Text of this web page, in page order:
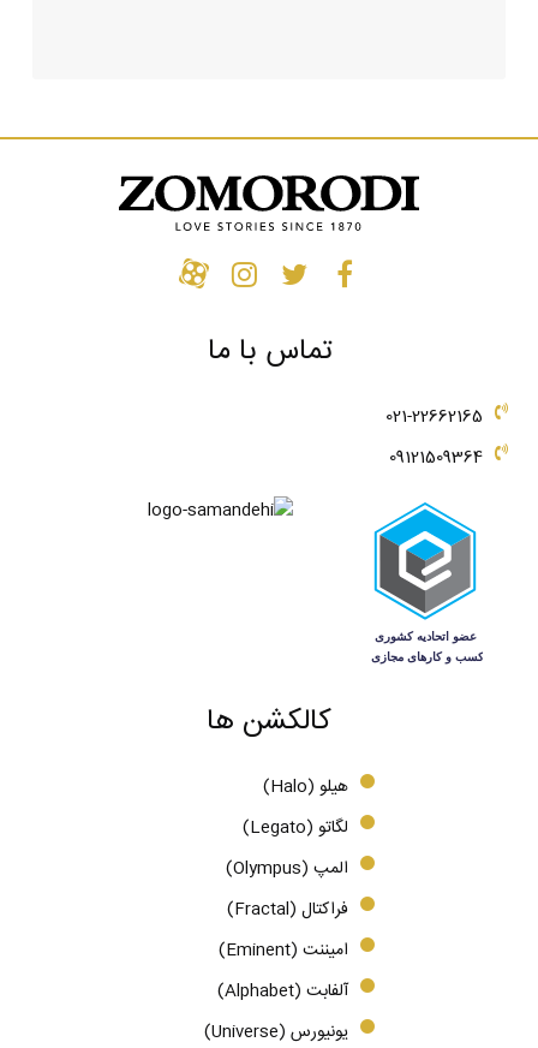
تماس با ما
021-22662165
09121509364
کالکشن ها
هیلو (Halo)
لگاتو (Legato)
المپ (Olympus)
فراکتال (Fractal)
امیننت (Eminent)
آلفابت (Alphabet)
یونیورس (Universe)